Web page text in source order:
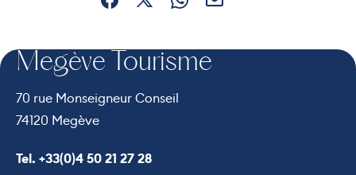
Partager sur Facebook (nouvelle fenêtre)
Partager sur X / Twitter (nouvelle
Partager sur WhatsApp
Partager par mail
Megève Tourisme
70 rue Monseigneur Conseil
74120 Megève
Appeler le
Tel. +33(0)4 50 21 27 28